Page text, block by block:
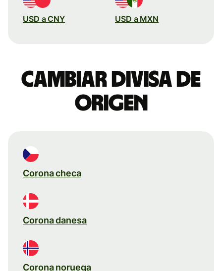
USD a CNY USD a MXN
Cambiar divisa de
origen
Corona checa
Corona danesa
Corona noruega